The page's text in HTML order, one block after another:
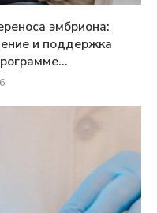
эмбриона:
и поддержка